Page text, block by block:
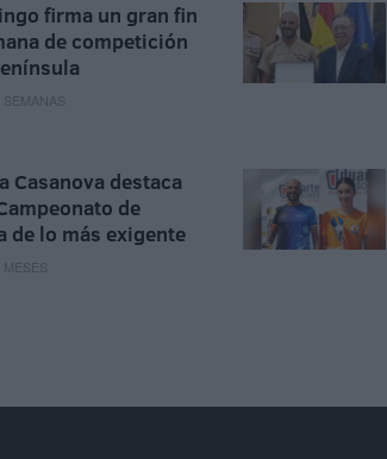
firma un gran fin
de competición
Casanova destaca
de
de lo más exigente